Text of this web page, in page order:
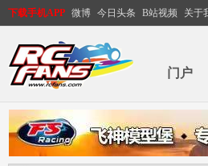
下载手机APP 微博 今日头条 B站视频 关于
门户